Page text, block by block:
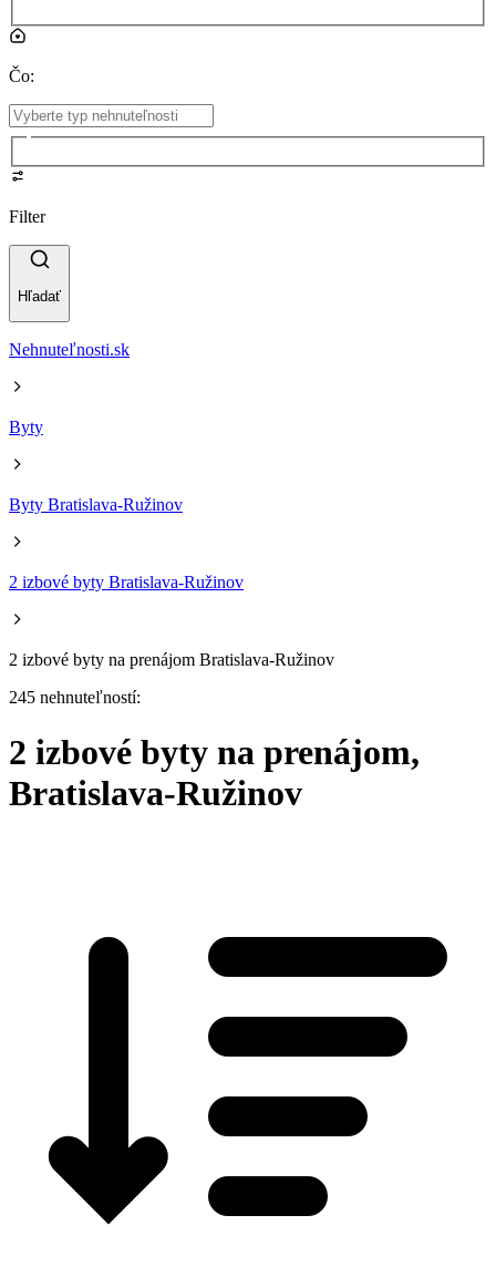
Čo:
Filter
Hľadať
Nehnuteľnosti.sk
Byty
Byty Bratislava-Ružinov
2 izbové byty Bratislava-Ružinov
2 izbové byty na prenájom Bratislava-Ružinov
245 nehnuteľností:
2 izbové byty na prenájom,
Bratislava-Ružinov